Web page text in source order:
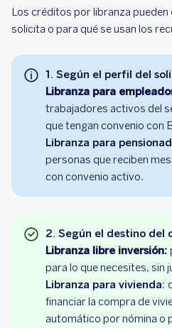
Los créditos por libranza pueden
solicita o para qué se usan los
1. Según el perfil del
Libranza para
trabajadores activos del
que tengan convenio con
Libranza para
personas que reciben
con convenio activo.
2. Según el destino del
Libranza libre inversión:
para lo que necesites, sin
Libranza para vivienda:
financiar la compra de
automático por nómina o